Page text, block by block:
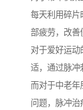
每天利用碎片
部疲劳，改善
对于爱好运
适，通过脉冲
而对于中老
问题，脉冲